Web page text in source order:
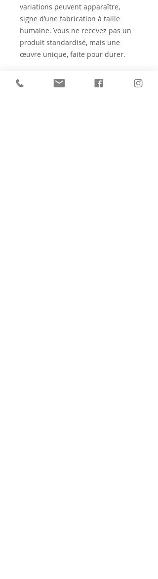
variations peuvent apparaître,
signe d’une fabrication à taille
humaine. Vous ne recevez pas un
produit standardisé, mais une
œuvre unique, faite pour durer.
Vous souhaitez faire une
FORMATION PROFESSIONNELLE À